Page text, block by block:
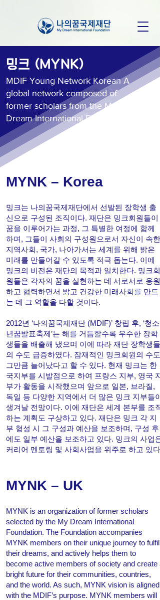
밍크 (MYNK)
MDIF Young Network Korean A
global network composed of
former scholars from the My
Dream International Foundation
MYNK – Korea
밍크는 나의꿈국제재단에서 선발된 장학생 출
신으로 구성된 조직이다. 재단은 밍크회원들이
꿈을 이루어가는 과정, 그 특별한 여정에 함께
하며, 그들이 사회의 구성원으로서 자신이 속한
지역사회, 국가, 나아가서는 세계를 위해 밝은
미래를 만들어갈 수 있도록 적극 돕는다. 이에
밍크의 비전은 재단의 목적과 일치한다. 밍크회
원들은 각자의 꿈을 실현하는 데 서로서로 응원
하고 협력하면서 밝고 건강한 미래사회를 만드
는 데 그 역할을 다할 것이다.
2012년 ‘나의꿈국제재단 (MDIF)’ 창립 후, ‘청소
년꿈발표축제’는 해를 거듭할수록 우수한 장학
생들을 배출해 냈으며 이에 따라 재단 장학생들
의 수도 급증하였다. 잠재적인 밍크회원의 수도
그만큼 늘어났다고 할 수 있다. 현재 밍크는 한
국지부를 시발점으로 하여 프랑스 지부, 영국 지
부가 활동을 시작했으며 앞으로 일본, 브라질,
독일 등 다양한 지역에서 더 많은 밍크 지부들이
생겨날 전망이다. 이에 재단은 세계 본부를 조직
하는 계획도 구상하고 있다. 재단은 밍크 각 지
부 형성 시 그 구성과 예산을 보조하며, 구성 후
에도 일부 예산을 보조하고 있다. 밍크의 사업은
커리어 멘토링 및 사회사업을 위주로 하고 있다.
MYNK – UK
MYNK is an organization of former scholars
selected by the My Dream International
Foundation. The Foundation accompanies
MYNK members on their unique journey to fulfill
their dreams, and actively helps them to
become active members of society and create a
bright future for their communities, countries,
and the world. As such, MYNK vision is aligned
with the MDIF’s purpose. MYNK members will